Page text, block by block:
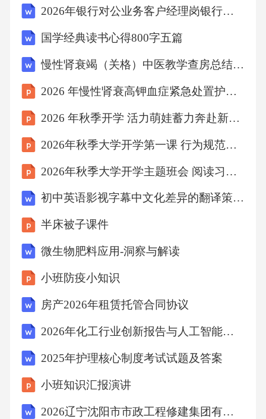
的”。在学科学习中，与科任教师沟通，为该生
设置“小目标”（如“今天作业完成80%即可”），
并在其进步时及时鼓励（如“今天的几何题步骤
学习信心。第四步：长期跟进，动态调整建立
“成长档案”，记录学生每周的情绪变化（如课堂
参与度、作业完成情况）、与家长沟通的反
馈，以及学生本人的主观感受（通过周记或简
短对话收集）。若2-3个月后情绪未见明显改
善，联系学校心理教师进行专业评估，必要时
转介外部心理咨询。干预过程中需注意：避免
过度关注导致学生“标签化”，尊重其隐私；与家
支持与学习支持结合，防止学生因成绩下滑加
剧焦虑。通过上述步骤，该生在一个月后课堂
注意力明显提升，作业完成率恢复至90%，三个
月后主动向我表示：“虽然爸爸妈妈分开了，但
我知道他们都爱我，我也会好好学习。”问题
4：请结合您主持或参与的一项教育科研课题，
说明选题背景、研究过程及成果转化情况。答
2026年银行对公业务客户经理岗银行招聘考试笔试试题（含答案）
国学经典读书心得800字五篇
慢性肾衰竭（关格）中医教学查房总结2026
2026 年慢性肾衰高钾血症紧急处置护理个案
2026 年秋季开学 活力萌娃蓄力奔赴新学期
2026年秋季大学开学第一课 行为规范与校规校纪
2026年秋季大学开学主题班会 阅读习惯培养策略课件
初中英语影视字幕中文化差异的翻译策略研究课题报告教学研究课题报告
半床被子课件
微生物肥料应用-洞察与解读
小班防疫小知识
房产2026年租赁托管合同协议
2026年化工行业创新报告与人工智能技术实施策略
2025年护理核心制度考试试题及答案
小班知识汇报演讲
2026辽宁沈阳市市政工程修建集团有限公司招聘7人笔试模拟试题及答案详解